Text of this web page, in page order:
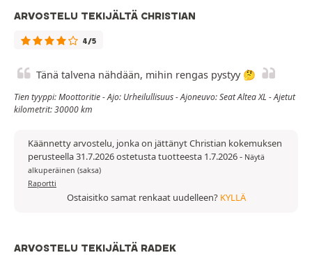
ARVOSTELU TEKIJÄLTÄ CHRISTIAN
4/5
Tänä talvena nähdään, mihin rengas pystyy 🤔
Tien tyyppi: Moottoritie - Ajo: Urheilullisuus - Ajoneuvo: Seat Altea XL - Ajetut
kilometrit: 30000 km
Käännetty arvostelu, jonka on jättänyt Christian kokemuksen
perusteella 31.7.2026 ostetusta tuotteesta 1.7.2026- Näytä
alkuperäinen (saksa)
Raportti
Ostaisitko samat renkaat uudelleen? KYLLÄ
ARVOSTELU TEKIJÄLTÄ RADEK